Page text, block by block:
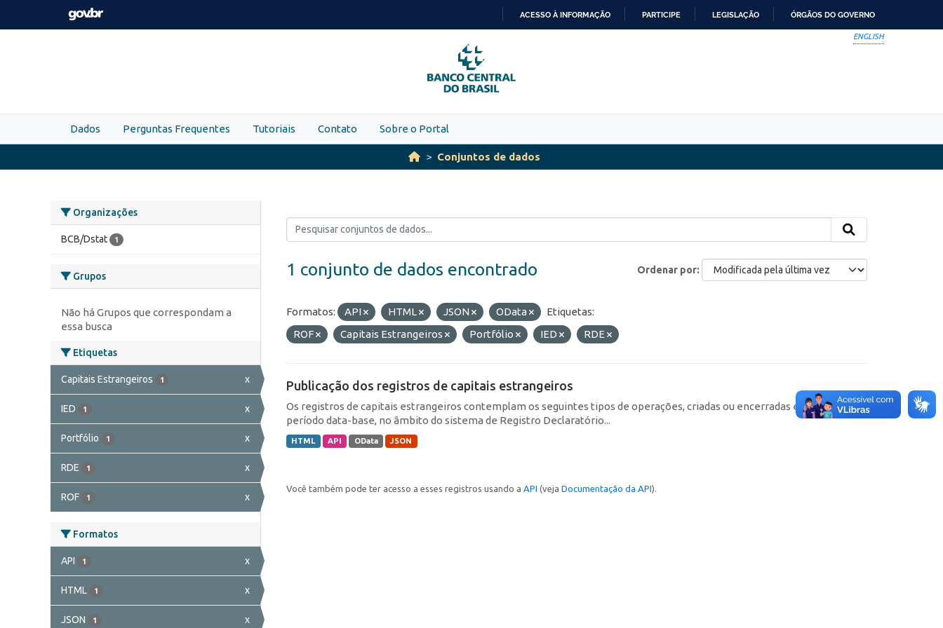
Skip to main content
PARA
O
CONTEÚDO
ACESSO À INFORMAÇÃO PARTICIPE LEGISLAÇÃO ÓRGÃOS DO GOVERNO
ENGLISH
Dados Perguntas Frequentes Tutoriais Contato Sobre o Portal
Conjuntos de dados
Organizações
BCB/Dstat 1
Grupos
Não há Grupos que correspondam a
essa busca
Etiquetas
Capitais Estrangeiros 1 x
IED 1 x
Portfólio 1 x
RDE 1 x
ROF 1 x
Formatos
API 1 x
HTML 1 x
JSON 1 x
Ordenar por
1 conjunto de dados encontrado
Formatos: API HTML JSON OData
Etiquetas:
ROF
Capitais Estrangeiros Portfólio IED RDE
Publicação dos registros de capitais estrangeiros
Os registros de capitais estrangeiros contemplam os seguintes tipos de operações, criadas ou encerradas em cada
período data-base, no âmbito do sistema de Registro Declaratório...
HTML API OData JSON
Você também pode ter acesso a esses registros usando a API (veja Documentação da API).